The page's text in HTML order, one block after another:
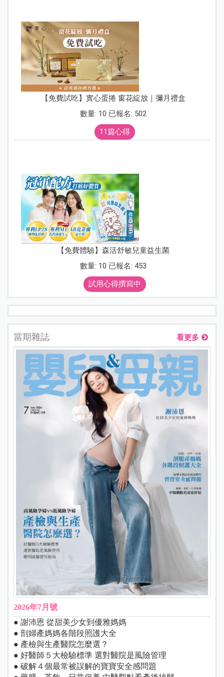
【免費試吃】實心蛋捲 窗花綻放｜彌月禮盒
數量: 10 已報名: 502
11篇心得
【免費體驗】森活舒敏兒童益生菌
數量: 10 已報名: 453
試用心得撰寫中
當期雜誌 看更多
2026年7月號
● 謝沛恩 從甜美少女到優雅媽媽
● 剖婦產媽媽各階段照護大全
● 產檢與生產醫院怎麼選？
● 好醫師５大檢驗標準 選對醫院是風險管理
● 破解４個最常被誤解的寶寶安全感問題